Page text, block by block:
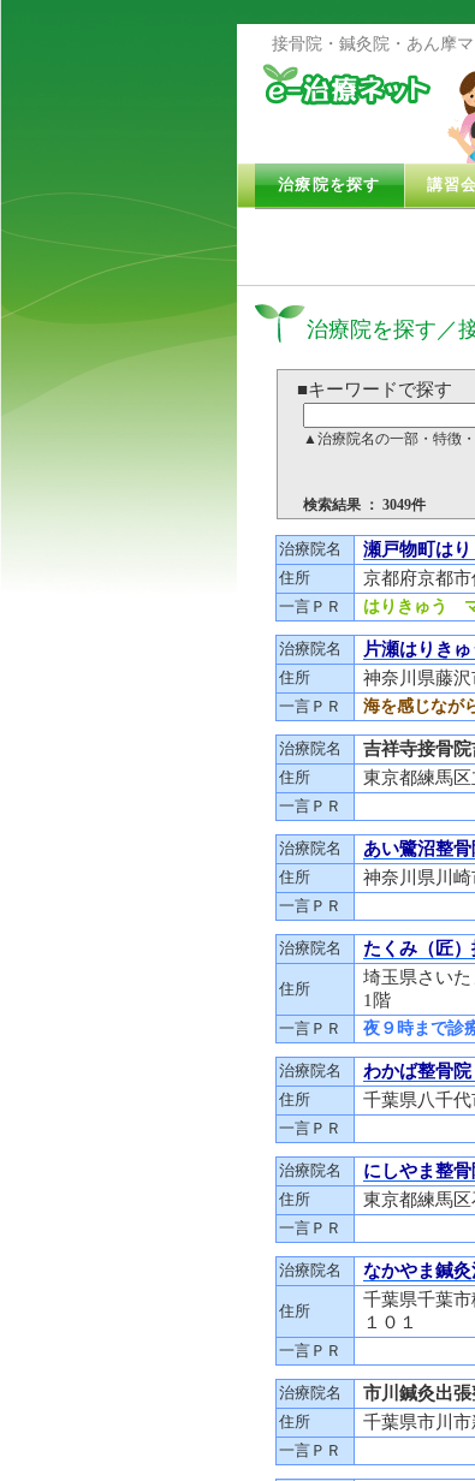
接骨院・鍼灸院・あん摩
治療院を探す 講習
治療院を探す／
■キーワードで探す
▲治療院名の一部・特徴
検索結果 ： 3049件
治療院名 瀬戸物町は
住所 京都府京都
一言ＰＲ はりきゅう
治療院名 片瀬はりき
住所 神奈川県藤
一言ＰＲ 海を感じなが
治療院名 吉祥寺接骨
住所 東京都練馬
一言ＰＲ
治療院名 あい鷺沼整
住所 神奈川県川
一言ＰＲ
治療院名 たくみ（匠
住所
埼玉県さい
1階
一言ＰＲ 夜９時まで診
治療院名 わかば整骨
住所 千葉県八千
一言ＰＲ
治療院名 にしやま整骨
住所 東京都練馬
一言ＰＲ
治療院名 なかやま鍼
住所
千葉県千葉
１０１
一言ＰＲ
治療院名 市川鍼灸出
住所 千葉県市川
一言ＰＲ